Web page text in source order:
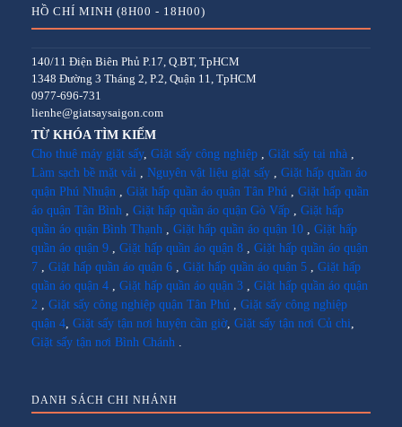
HỒ CHÍ MINH (8H00 - 18H00)
140/11 Điện Biên Phủ P.17, Q.BT, TpHCM
1348 Đường 3 Tháng 2, P.2, Quận 11, TpHCM
0977-696-731
lienhe@giatsaysaigon.com
TỪ KHÓA TÌM KIẾM
Cho thuê máy giặt sấy, Giặt sấy công nghiệp , Giặt sấy tại nhà ,
Làm sạch bề mặt vải , Nguyên vật liệu giặt sấy , Giặt hấp quần áo
quận Phú Nhuận , Giặt hấp quần áo quận Tân Phú , Giặt hấp quần
áo quận Tân Bình , Giặt hấp quần áo quận Gò Vấp , Giặt hấp
quần áo quận Bình Thạnh , Giặt hấp quần áo quận 10 , Giặt hấp
quần áo quận 9 , Giặt hấp quần áo quận 8 , Giặt hấp quần áo quận
7 , Giặt hấp quần áo quận 6 , Giặt hấp quần áo quận 5 , Giặt hấp
quần áo quận 4 , Giặt hấp quần áo quận 3 , Giặt hấp quần áo quận
2 , Giặt sấy công nghiệp quận Tân Phú , Giặt sấy công nghiệp
quận 4, Giặt sấy tận nơi huyện cần giờ, Giặt sấy tận nơi Củ chi,
Giặt sấy tận nơi Bình Chánh .
DANH SÁCH CHI NHÁNH